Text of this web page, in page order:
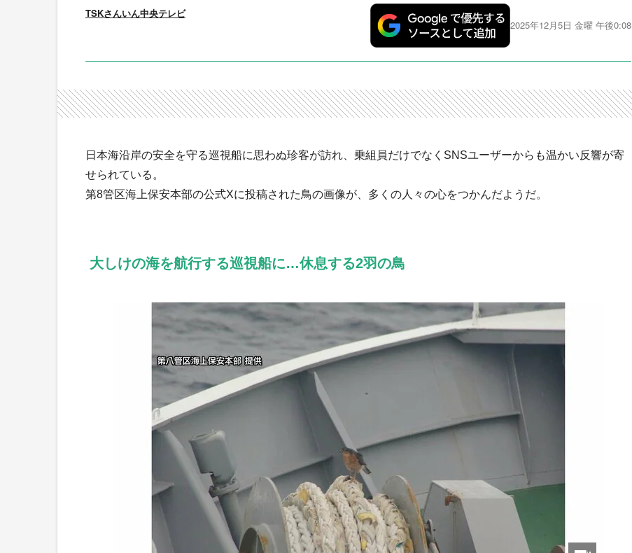
TSKさんいん中央テレビ
2025年12月5日 金曜 午後0:08
日本海沿岸の安全を守る巡視船に思わぬ珍客が訪れ、乗組員だけでなくSNSユーザーからも温かい反響が寄
せられている。
第8管区海上保安本部の公式Xに投稿された鳥の画像が、多くの人々の心をつかんだようだ。
大しけの海を航行する巡視船に…休息する2羽の鳥